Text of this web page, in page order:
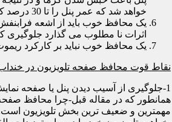
خواهد شد که عمر پنل را تا 30 درصد کاهش خواهد داد.
اثرات نا مطلوب می گذارد جلوگیری
یک محافظ خوب نباید بر کارکرد
نقاط قوت محافظ صفحه تلویزیون در
1-جلوگیری از آسیب دیدن پنل یا صفحه
همانطور که در مقاله قبل-چرا محافظ
مهمترین و ضعیف ترین بخش تلویزیون